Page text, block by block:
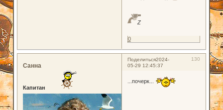
Z
0
Поделиться 130
2024-
05-29 12:45:37
Санна
Капитан
...почерк...